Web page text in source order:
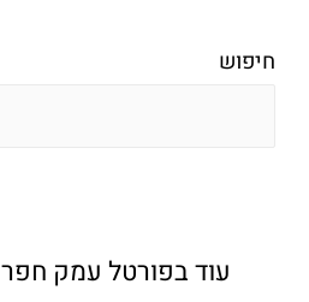
חיפוש
עוד בפורטל עמק חפר